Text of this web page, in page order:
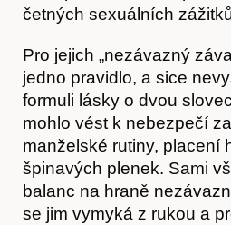
četných sexuálních
Pro jejich „nezávazný
jedno pravidlo, a sice
formuli lásky o dvou
mohlo vést k nebezpečí
manželské rutiny, placení
špinavých plenek. Sami
balanc na hraně
se jim vymyká z rukou a